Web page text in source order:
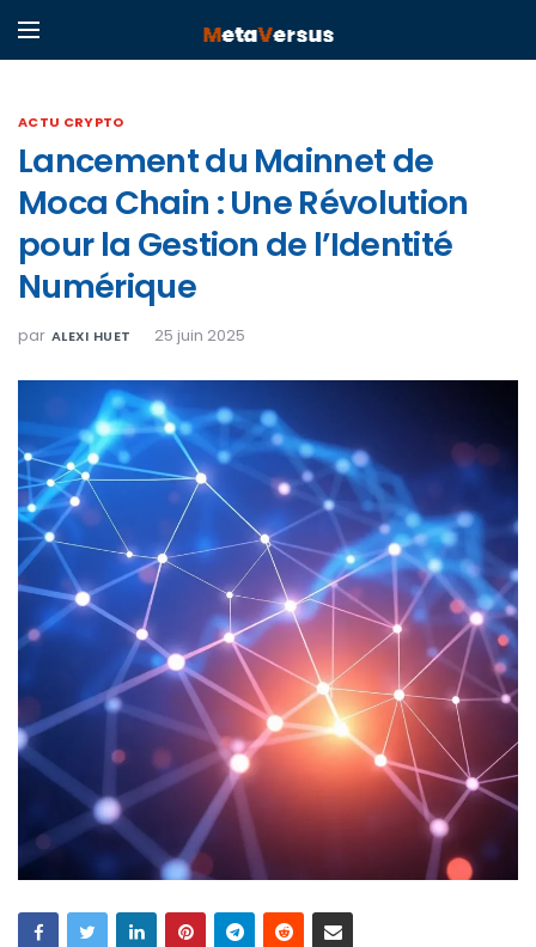
ACTU CRYPTO
Lancement du Mainnet de
Moca Chain : Une Révolution
pour la Gestion de l’Identité
Numérique
par ALEXI HUET 25 juin 2025